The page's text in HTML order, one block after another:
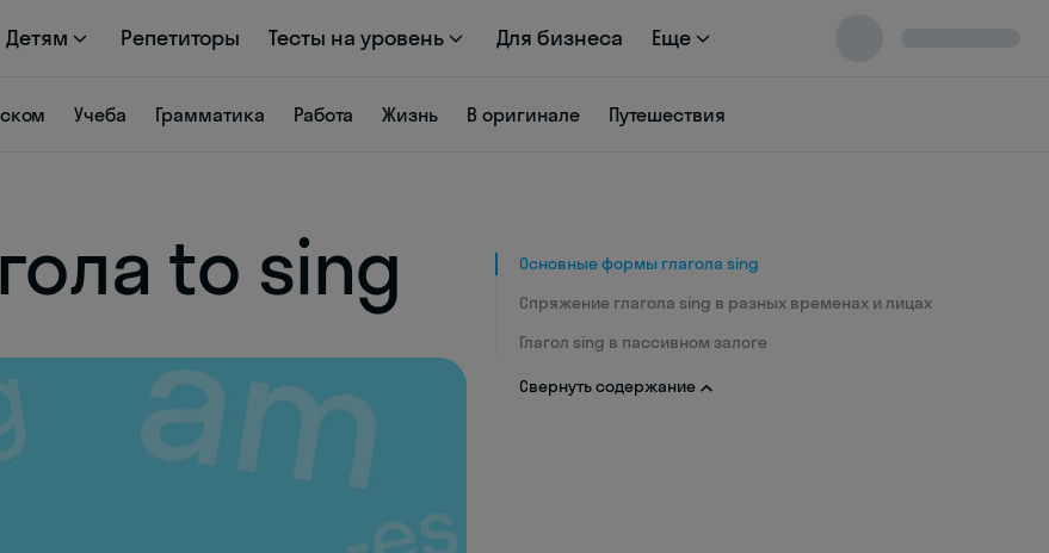
Детям Репетиторы Тесты на уровень Для бизнеса Еще
Учеба Грамматика Работа Жизнь В оригинале Путешествия
to sing
Основные формы глагола sing
Спряжение глагола sing в разных временах и лицах
Глагол sing в пассивном залоге
Свернуть содержание